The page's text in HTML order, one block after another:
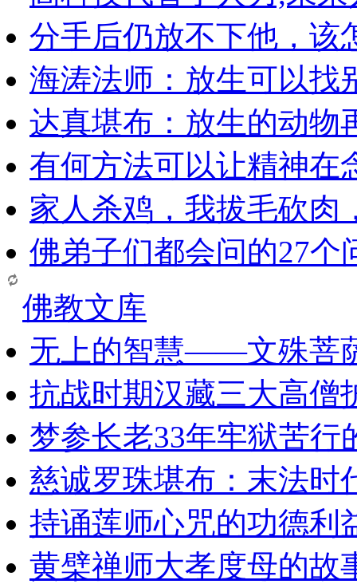
分手后仍放不下他，该
海涛法师：放生可以找
达真堪布：放生的动物
有何方法可以让精神在
家人杀鸡，我拔毛砍肉
佛弟子们都会问的27个
佛教文库
无上的智慧——文殊菩
抗战时期汉藏三大高僧
梦参长老33年牢狱苦行
慈诚罗珠堪布：末法时
持诵莲师心咒的功德利
黄檗禅师大孝度母的故